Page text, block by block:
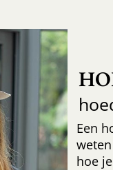
Een
hoe